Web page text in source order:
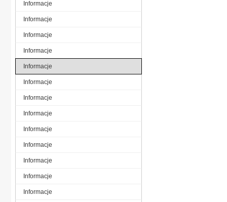
Informacje
Informacje
Informacje
Informacje
Informacje
Informacje
Informacje
Informacje
Informacje
Informacje
Informacje
Informacje
Informacje